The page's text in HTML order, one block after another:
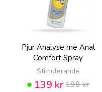
Pjur Analyse me Anal
Comfort Spray
Stimulerande
139 kr199 kr